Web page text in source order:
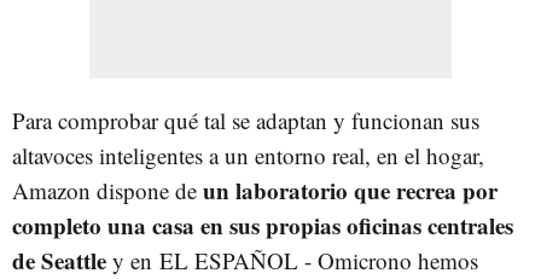
Para comprobar qué tal se adaptan y funcionan sus
altavoces inteligentes a un entorno real, en el hogar,
Amazon dispone de un laboratorio que recrea por
completo una casa en sus propias oficinas centrales
de Seattle y en EL ESPAÑOL - Omicrono hemos